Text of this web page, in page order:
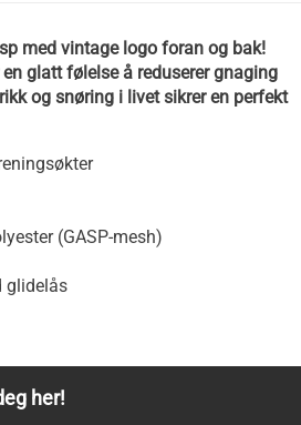
med vintage logo foran og bak!
glatt følelse å reduserer gnaging
og snøring i livet sikrer en perfekt
(GASP-mesh)
glidelås
her!